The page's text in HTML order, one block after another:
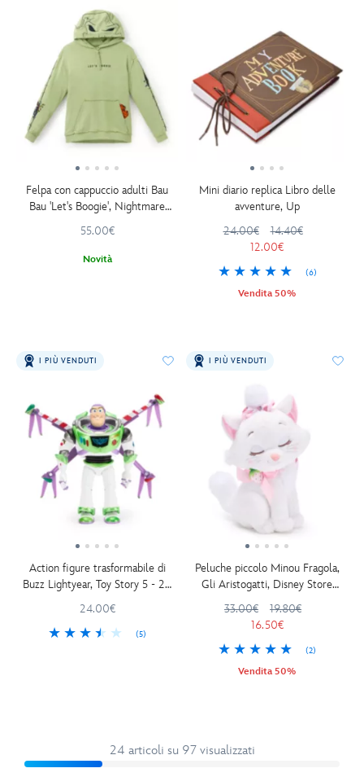
Felpa con cappuccio adulti Bau
Bau 'Let's Boogie', Nightmare
55.00€
Novità
Mini diario replica Libro delle
avventure, Up
24.00€
14.40€
12.00€
(6)
Vendita 50%
I PIÙ VENDUTI
Action figure trasformabile di
Buzz Lightyear, Toy Story 5 - 20
24.00€
(5)
I PIÙ VENDUTI
Peluche piccolo Minou Fragola,
Gli Aristogatti, Disney Store
33.00€
19.80€
16.50€
(2)
Vendita 50%
24 articoli su 97 visualizzati